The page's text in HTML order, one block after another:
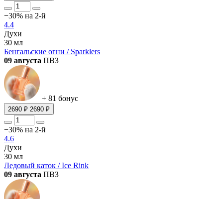
−30% на 2-й
4.4
Духи
30 мл
Бенгальские огни / Sparklers
09 августа ПВЗ
+ 81 бонус
2690 ₽ 2690 ₽
−30% на 2-й
4.6
Духи
30 мл
Ледовый каток / Ice Rink
09 августа ПВЗ